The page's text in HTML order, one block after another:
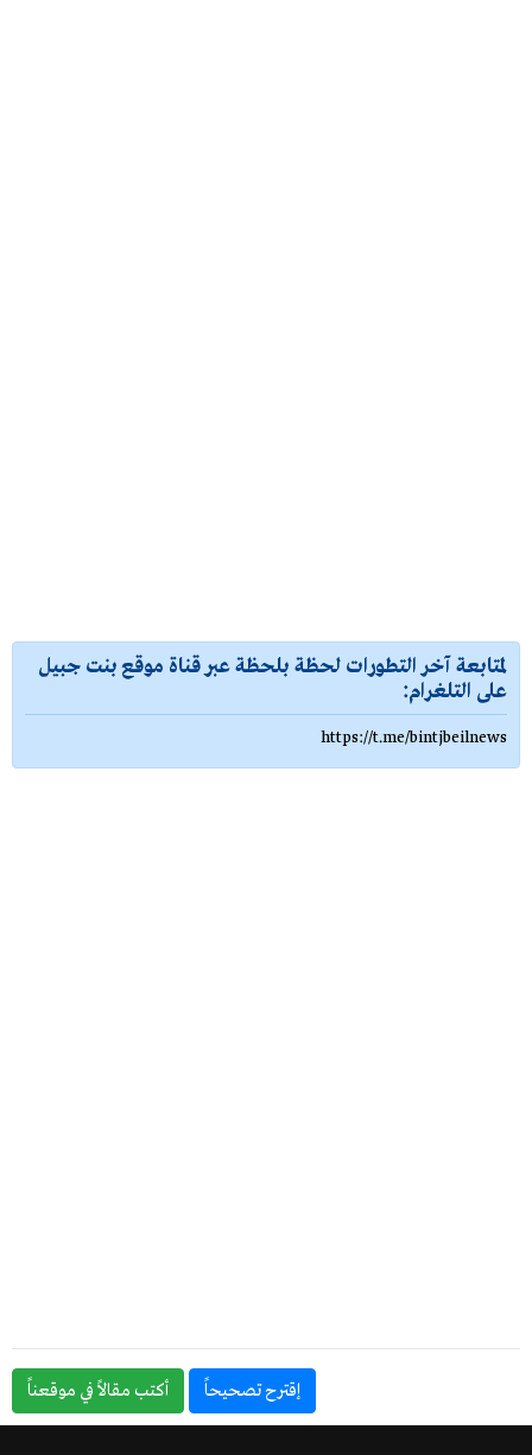
لمتابعة آخر التطورات لحظة بلحظة عبر قناة موقع بنت جبيل
على التلغرام:
https://t.me/bintjbeilnews
إقترح تصحيحاً أكتب مقالاً في موقعناً